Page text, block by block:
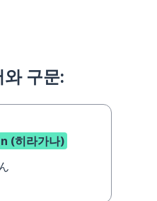
구문:
n (히라가나)